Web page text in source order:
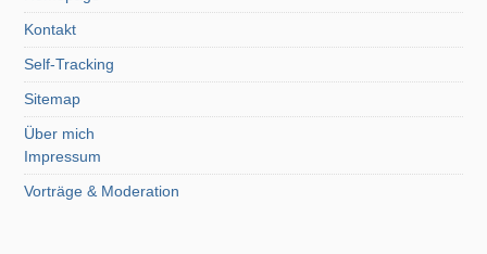
Kontakt
Self-Tracking
Sitemap
Über mich
Impressum
Vorträge & Moderation